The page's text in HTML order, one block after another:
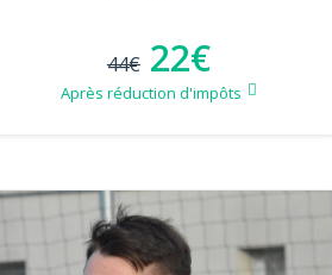
44€ 22€
Après réduction d'impôts